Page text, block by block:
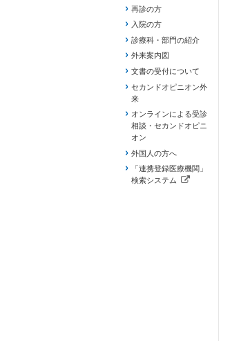
再診の方
入院の方
診療科・部門の紹介
外来案内図
文書の受付について
セカンドオピニオン外
来
オンラインによる受診
相談・セカンドオピニ
オン
外国人の方へ
「連携登録医療機関」
検索システム